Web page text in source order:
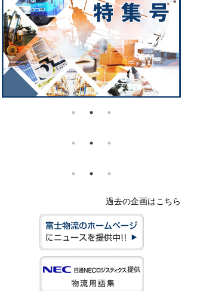
過去の企画はこちら